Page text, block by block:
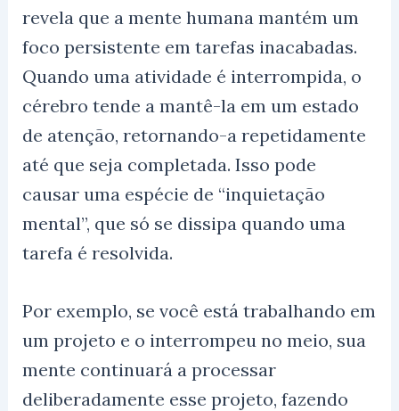
revela que a mente humana mantém um
foco persistente em tarefas inacabadas.
Quando uma atividade é interrompida, o
cérebro tende a mantê-la em um estado
de atenção, retornando-a repetidamente
até que seja completada. Isso pode
causar uma espécie de “inquietação
mental”, que só se dissipa quando uma
tarefa é resolvida.
Por exemplo, se você está trabalhando em
um projeto e o interrompeu no meio, sua
mente continuará a processar
deliberadamente esse projeto, fazendo